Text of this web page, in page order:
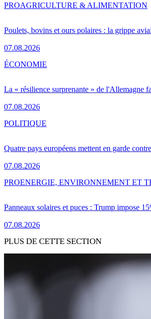
Poulets, bovins et ours polaires : la grippe
07.08.2026
PROAGRICULTURE & ALIMENTATION
La « résilience surprenante » de l'Allemagne
07.08.2026
ÉCONOMIE
Quatre pays européens mettent en garde
07.08.2026
POLITIQUE
Panneaux solaires et puces : Trump impose
07.08.2026
PROENERGIE, ENVIRONNEMENT ET
PLUS DE CETTE SECTION